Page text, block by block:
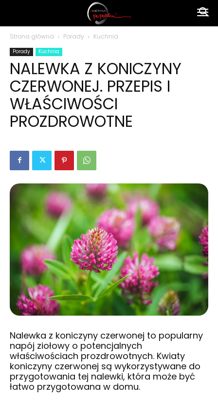
polsku
Strona główna Porady Kuchnia
Porady Kuchnia
NALEWKA Z KONICZYNY
CZERWONEJ. PRZEPIS I
WŁAŚCIWOŚCI
PROZDROWOTNE
Nalewka z koniczyny czerwonej to popularny
napój ziołowy o potencjalnych
właściwościach prozdrowotnych. Kwiaty
koniczyny czerwonej są wykorzystywane do
przygotowania tej nalewki, która może być
łatwo przygotowana w domu.